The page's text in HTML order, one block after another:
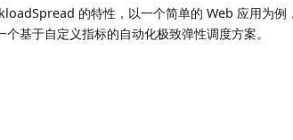
的特性，以一个简单的 Web 应用为
基于自定义指标的自动化极致弹性调度方案。